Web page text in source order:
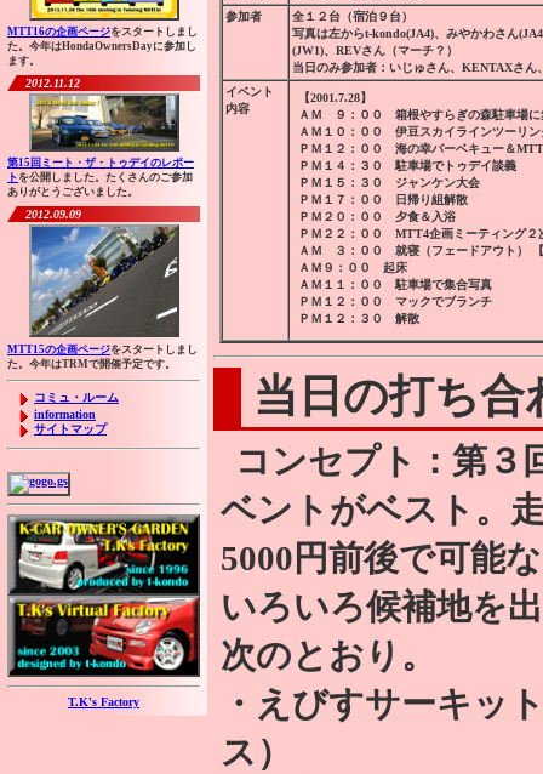
MTT16の企画ページをスタートしまし
た。今年はHondaOwnersDayに参加し
ます。
2012.11.12
第15回ミート・ザ・トゥデイのレポー
ト を公開しました。たくさんのご参加
ありがとうございました。
2012.09.09
MTT15の企画ページをスタートしまし
た。今年はTRMで開催予定です。
コミュ・ルーム
information
サイトマップ
T.K's Factory
参加者
全１２台（宿泊９台）
写真は左からt-kondo(JA4)、みやかわさん
(JW1)、REVさん（マーチ？）
当日のみ参加者：いじゅさん、KENTAXさん
イベント
内容
【2001.7.28】
ＡＭ ９：００ 箱根やすらぎの森駐車場に
ＡＭ１０：００ 伊豆スカイラインツーリン
ＰＭ１２：００ 海の幸バーベキュー＆
ＰＭ１４：３０ 駐車場でトゥデイ談義
ＰＭ１５：３０ ジャンケン大会
ＰＭ１７：００ 日帰り組解散
ＰＭ２０：００ 夕食＆入浴
ＰＭ２２：００ MTT4企画ミーティング２
ＡＭ ３：００ 就寝（フェードアウト） 【
ＡＭ９：００ 起床
ＡＭ１１：００ 駐車場で集合写真
ＰＭ１２：００ マックでブランチ
ＰＭ１２：３０ 解散
当日の打ち合
コンセプト：第３
ベントがベスト。
5000円前後で可能
いろいろ候補地を
次のとおり。
・えびすサーキッ
ス）